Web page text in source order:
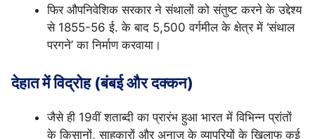
फिर औपनिवेशिक सरकार ने संथालों को संतुष्ट करने के उद्देश्य
से 1855-56 ई. के बाद 5,500 वर्गमील के क्षेत्र में ‘संथाल
परगने’ का निर्माण करवाया।
देहात में विद्रोह (बंबई और दक्कन)
जैसे ही 19वीं शताब्दी का प्रारंभ हुआ भारत में विभिन्न प्रांतों
के किसानों, साहूकारों और अनाज के व्यापरियों के खिलाफ कई